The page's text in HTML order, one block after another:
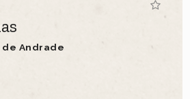
de Andrade